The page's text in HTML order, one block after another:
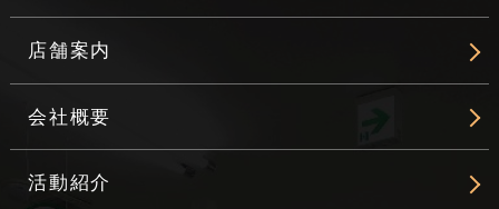
店舗案内
会社概要
活動紹介